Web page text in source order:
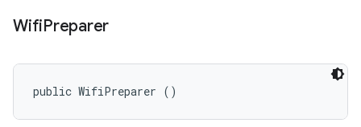
WifiPreparer
public WifiPreparer ()